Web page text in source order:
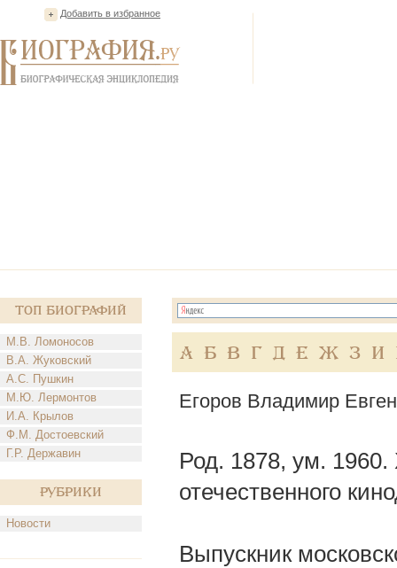
Добавить в избранное
Топ Биографий
М.В. Ломоносов
В.А. Жуковский
А.С. Пушкин
М.Ю. Лермонтов
И.А. Крылов
Ф.М. Достоевский
Г.Р. Державин
Рубрики
Новости
А Б В Г Д Е Ж З И
Егоров Владимир
Род. 1878, ум. 1960.
отечественного
Выпускник